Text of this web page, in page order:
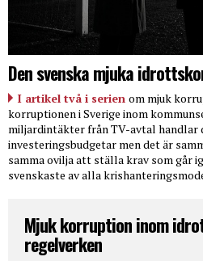
Den svenska mjuka
I artikel två i serien om mjuk
korruptionen i Sverige inom
miljardintäkter från TV-avtal handlar
investeringsbudgetar men det är
samma ovilja att ställa krav som går
svenskaste av alla
Mjuk korruption inom
regelverken